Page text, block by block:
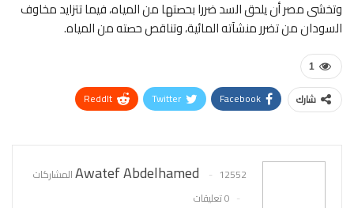
وتخشى مصر أن يلحق السد ضررا بحصتها من المياه، فيما تتزايد مخاوف
السودان من تضرر منشآته المائية، وتناقص حصته من المياه.
1
شارك Facebook
Twitter
ReddIt
Awatef Abdelhamed
12552 المشاركات
0 تعليقات